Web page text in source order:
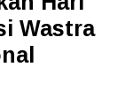
Wastra